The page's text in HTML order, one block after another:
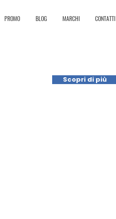
PROMO BLOG MARCHI CONTATTI
Scopri di più